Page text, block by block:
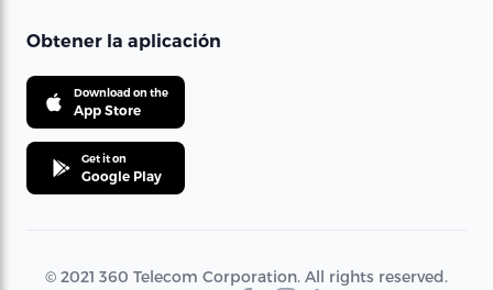
Obtener la aplicación
Download on the
App Store
Get it on
Google Play
© 2021 360 Telecom Corporation. All rights reserved.